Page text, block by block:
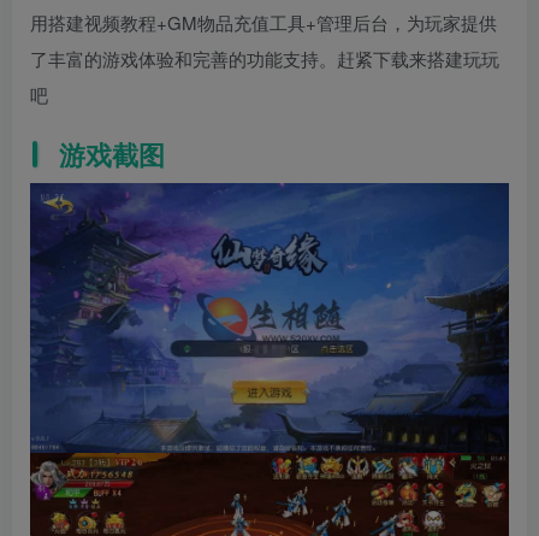
用搭建视频教程+GM物品充值工具+管理后台，为玩家提供
了丰富的游戏体验和完善的功能支持。赶紧下载来搭建玩玩
吧
游戏截图